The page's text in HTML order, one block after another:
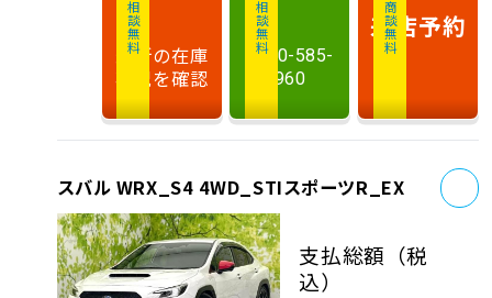
相談無料
最新の在庫
状況を確認
相談無料
0120-585-
960
商談無料
来店予約
スバル WRX_S4 4WD_STIスポーツR_EX
支払総額 （税
込）